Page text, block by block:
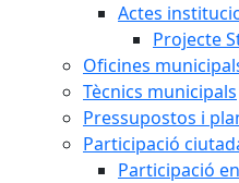
Actes
Projecte
Oficines
Tècnics municipals
Pressupostos i
Participació
Participació